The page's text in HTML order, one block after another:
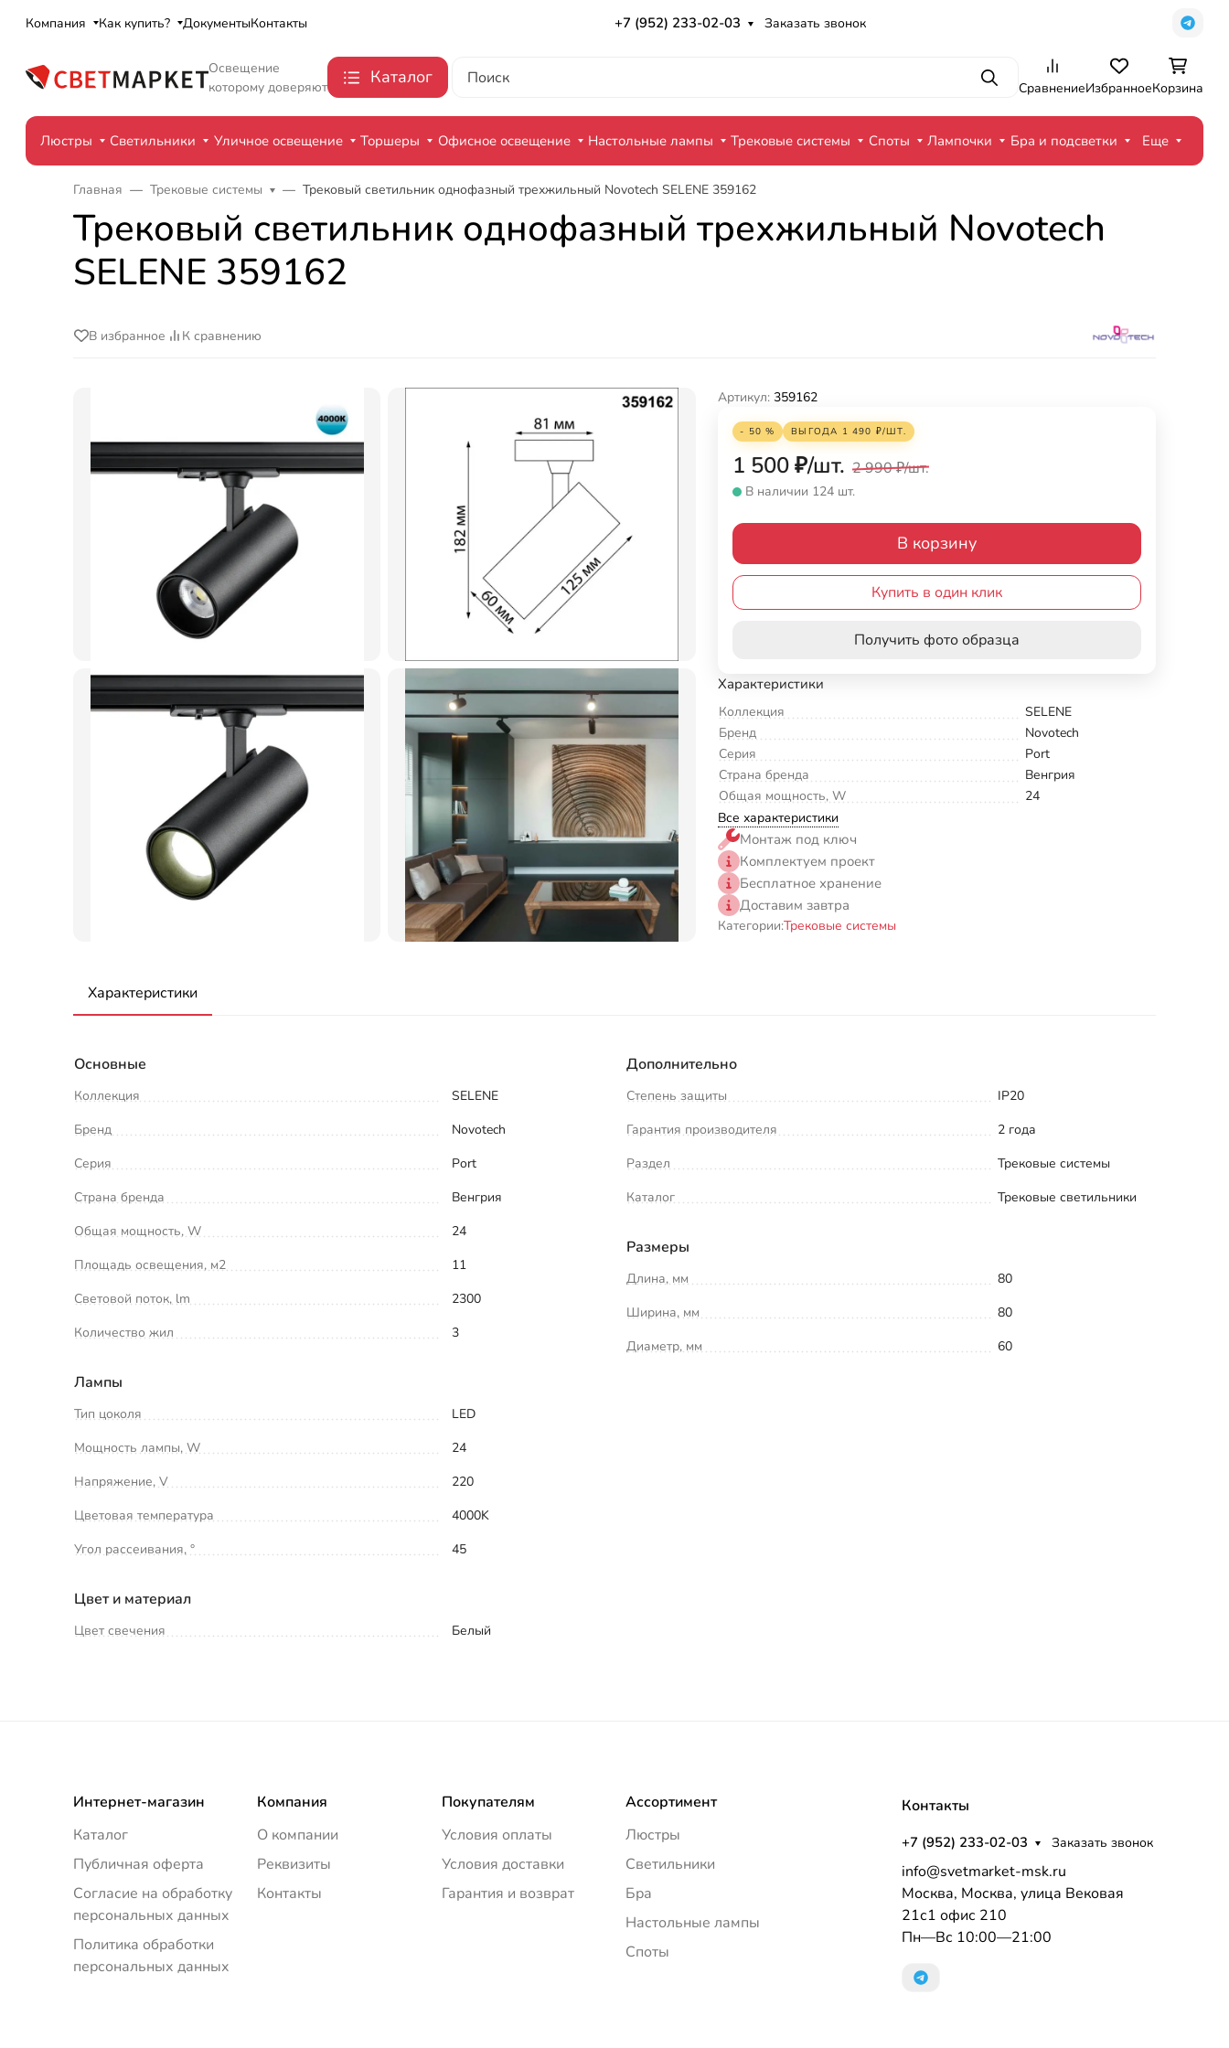
Компания Как купить? ДокументыКонтакты +7 (952) 233-02-03 Заказать звонок
Освещение
которому доверяют
Каталог ПоискСравнениеИзбранноеКорзина
Люстры Светильники Уличное освещение Торшеры Офисное освещение Настольные лампы Трековые системы Споты Лампочки Бра и подсветки Еще
Главная Трековые системы Трековый светильник однофазный трехжильный Novotech SELENE 359162
Трековый светильник однофазный трехжильный Novotech
SELENE 359162
В избранное К сравнению
Артикул: 359162
- 50 % ВЫГОДА 1 490 ₽/ШТ.
1 500₽/шт. 2 990₽/шт.
В наличии 124 шт.
В корзину
Купить в один клик
Получить фото образца
Характеристики
Коллекция
SELENE
Бренд
Novotech
Серия
Port
Страна бренда
Венгрия
Общая мощность, W
24
Все характеристики
Монтаж под ключ
Комплектуем проект
Бесплатное хранение
Доставим завтра
Категории:Трековые системы
Характеристики
Основные
Коллекция
SELENE
Бренд
Novotech
Серия
Port
Страна бренда
Венгрия
Общая мощность, W
24
Площадь освещения, м2
11
Световой поток, lm
2300
Количество жил
3
Лампы
Тип цоколя
LED
Мощность лампы, W
24
Напряжение, V
220
Цветовая температура
4000K
Угол рассеивания, °
45
Цвет и материал
Цвет свечения Белый
Дополнительно
Степень защиты
IP20
Гарантия производителя
2 года
Раздел
Трековые системы
Каталог
Трековые светильники
Размеры
Длина, мм
80
Ширина, мм
80
Диаметр, мм
60
Интернет-магазин
Каталог
Публичная оферта
Согласие на обработку
персональных данных
Политика обработки
персональных данных
Компания
О компании
Реквизиты
Контакты
Покупателям
Условия оплаты
Условия доставки
Гарантия и возврат
Ассортимент
Люстры
Светильники
Бра
Настольные лампы
Споты
Контакты
+7 (952) 233-02-03 Заказать звонок
info@svetmarket-msk.ru
Москва, Москва, улица Вековая
21с1 офис 210
Пн—Вс 10:00—21:00